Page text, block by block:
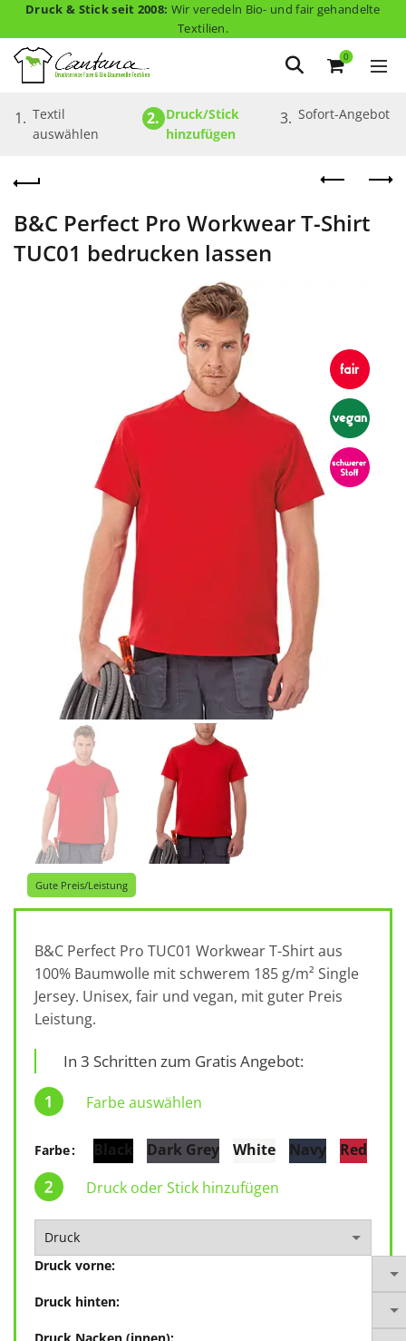
Druck & Stick seit 2008: Wir veredeln Bio- und fair gehandelte
Textilien.
0
1. Textil
auswählen
2. Druck/Stick
hinzufügen
3. Sofort-Angebot
B&C Perfect Pro Workwear T-Shirt
TUC01 bedrucken lassen
Gute Preis/Leistung
B&C Perfect Pro TUC01 Workwear T-Shirt aus
100% Baumwolle mit schwerem 185 g/m² Single
Jersey. Unisex, fair und vegan, mit guter Preis
Leistung.
In 3 Schritten zum Gratis Angebot:
Farbe auswählen
Farbe Black Dark Grey White Navy
Red
Druck oder Stick hinzufügen
Druck vorne:
Druck hinten: